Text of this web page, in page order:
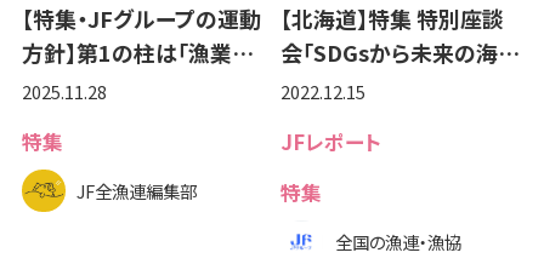
【特集・JFグループの運動
方針】第1の柱は「漁業…
2025.11.28
特集
JF全漁連編集部
【北海道】特集 特別座談
会「SDGsから未来の海…
2022.12.15
JFレポート
特集
全国の漁連・漁協